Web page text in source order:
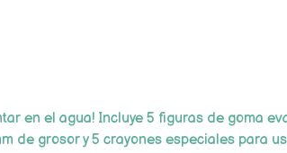
en el agua! Incluye 5 figuras de goma
de grosor y 5 crayones especiales para